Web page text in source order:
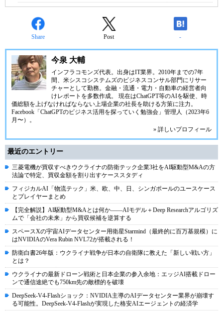
Share Post -
今泉 大輔
インフラコモンズ代表。出身はIT業界。2010年までの7年
間、米シスコシステムズのビジネスコンサル部門にリサー
チャーとして勤務。金融・流通・電力・自動車の経営者向
けレポートを多数作成。 現在はChatGPT等のAIを駆使、時
価総額を上げなければならない上場企業の社長を助ける方策に注力。
Facebook「ChatGPTのビジネス活用を探っていく勉強会」管理人（2023年6
月〜）。
» 詳しいプロフィール
最近のエントリー
三菱電機が買収すべきウクライナの防衛テック企業3社をAI駆動型M&Aの方
法論で特定、買収金額を割り出すケーススタディ
フィジカルAI「物流テック」米、欧、中、日、シンガポールのユースケース
とプレイヤーまとめ
【完全解説】AI駆動型M&Aとは何か――AIモデル＋Deep Researchアルゴリズ
ムで「会社の未来」から買収候補を逆算する
スペースXの宇宙AIデータセンター用衛星Starmind（最終的に百万基規模）に
はNVIDIAのVera Rubin NVL72が搭載される！
防衛白書26年版：ウクライナ戦争が日本の自衛隊に教えた「新しい戦い方」
とは？
ウクライナの最新ドローン戦術と日本企業の参入余地：エッジAI搭載ドロー
ンで通信途絶でも750km先の敵標的を破壊
DeepSeek-V4-Flashショック：NVIDIA主導のAIデータセンター業界が崩壊す
る可能性。DeepSeek-V4-Flashが実現した格安AIエージェントの経済学